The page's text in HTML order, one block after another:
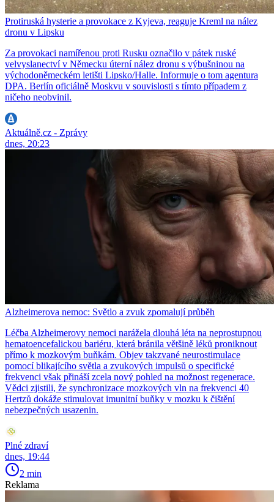
Protiruská hysterie a provokace z Kyjeva, reaguje Kreml na nález
dronu v Lipsku
Za provokaci namířenou proti Rusku označilo v pátek ruské
velvyslanectví v Německu úterní nález dronu s výbušninou na
východoněmeckém letišti Lipsko/Halle. Informuje o tom agentura
DPA. Berlín oficiálně Moskvu v souvislosti s tímto případem z
ničeho neobvinil.
Aktuálně.cz - Zprávy
dnes, 20:23
Alzheimerova nemoc: Světlo a zvuk zpomalují průběh
Léčba Alzheimerovy nemoci narážela dlouhá léta na neprostupnou
hematoencefalickou bariéru, která bránila většině léků proniknout
přímo k mozkovým buňkám. Objev takzvané neurostimulace
pomocí blikajícího světla a zvukových impulsů o specifické
frekvenci však přináší zcela nový pohled na možnost regenerace.
Vědci zjistili, že synchronizace mozkových vln na frekvenci 40
Hertzů dokáže stimulovat imunitní buňky v mozku k čištění
nebezpečných usazenin.
Plné zdraví
dnes, 19:44
2 min
Reklama